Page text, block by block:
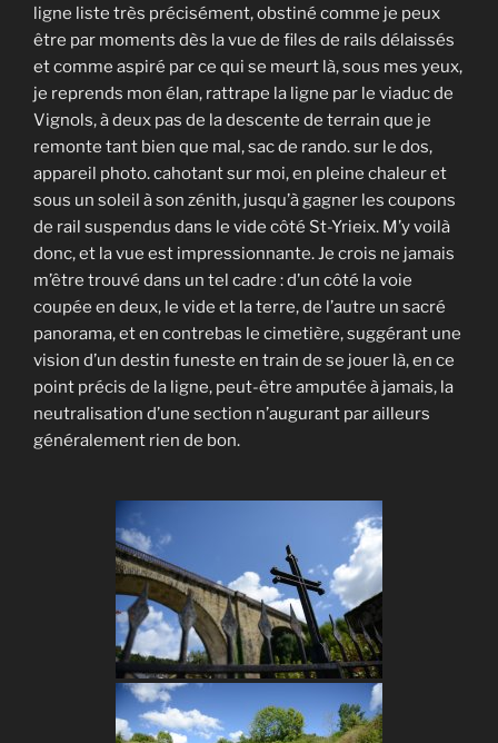
ligne liste très précisément, obstiné comme je peux
être par moments dès la vue de files de rails délaissés
et comme aspiré par ce qui se meurt là, sous mes yeux,
je reprends mon élan, rattrape la ligne par le viaduc de
Vignols, à deux pas de la descente de terrain que je
remonte tant bien que mal, sac de rando. sur le dos,
appareil photo. cahotant sur moi, en pleine chaleur et
sous un soleil à son zénith, jusqu’à gagner les coupons
de rail suspendus dans le vide côté St-Yrieix. M’y voilà
donc, et la vue est impressionnante. Je crois ne jamais
m’être trouvé dans un tel cadre : d’un côté la voie
coupée en deux, le vide et la terre, de l’autre un sacré
panorama, et en contrebas le cimetière, suggérant une
vision d’un destin funeste en train de se jouer là, en ce
point précis de la ligne, peut-être amputée à jamais, la
neutralisation d’une section n’augurant par ailleurs
généralement rien de bon.